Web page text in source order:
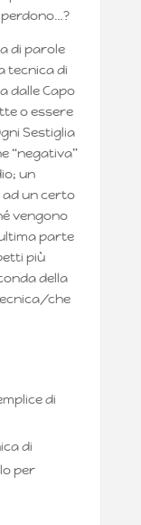
di parole
tecnica di
dalle Capo
o essere
Sestiglia
“negativa”
un
ad un certo
vengono
parte
più
della
che
di
di
per